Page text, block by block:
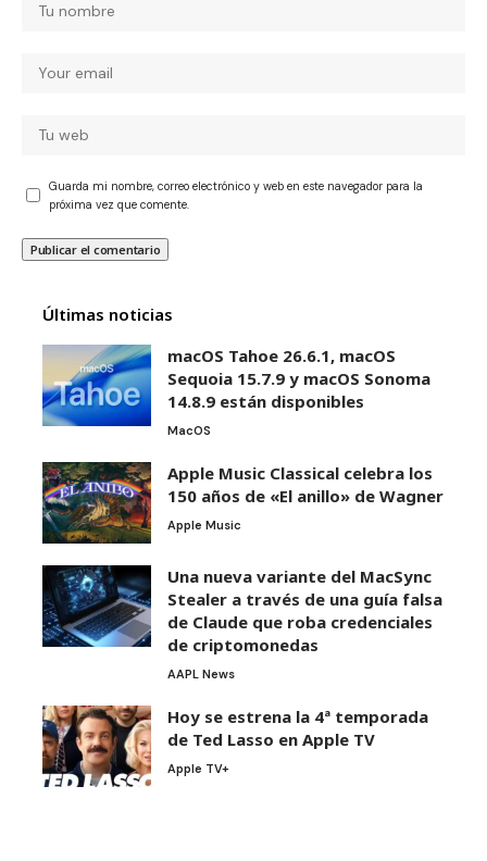
Guarda mi nombre, correo electrónico y web en este navegador para la
próxima vez que comente.
Últimas noticias
macOS Tahoe 26.6.1, macOS
Sequoia 15.7.9 y macOS Sonoma
14.8.9 están disponibles
MacOS
Apple Music Classical celebra los
150 años de «El anillo» de Wagner
Apple Music
Una nueva variante del MacSync
Stealer a través de una guía falsa
de Claude que roba credenciales
de criptomonedas
AAPL News
Hoy se estrena la 4ª temporada
de Ted Lasso en Apple TV
Apple TV+